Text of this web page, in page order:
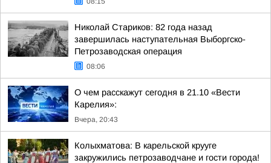
Николай Стариков: 82 года назад
завершилась наступательная Выборгско-
Петрозаводская операция
08:06
О чем расскажут сегодня в 21.10 «Вести
Карелия»:
Вчера, 20:43
Колыхматова: В карельской крууге
закружились петрозаводчане и гости города!